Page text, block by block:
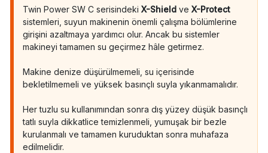
Twin Power SW C serisindeki X-Shieldve X-Protect
sistemleri, suyun makinenin önemli çalışma bölümlerine
girişini azaltmaya yardımcı olur. Ancak bu sistemler
makineyi tamamen su geçirmez hâle getirmez.
Makine denize düşürülmemeli, su içerisinde
bekletilmemeli ve yüksek basınçlı suyla yıkanmamalıdır.
Her tuzlu su kullanımından sonra dış yüzey düşük basınçlı
tatlı suyla dikkatlice temizlenmeli, yumuşak bir bezle
kurulanmalı ve tamamen kuruduktan sonra muhafaza
edilmelidir.